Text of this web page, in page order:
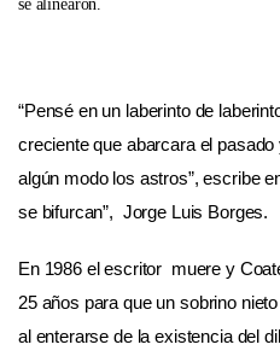
se alinearon.
“Pensé en un laberinto de
creciente que abarcara el
algún modo los astros”, escribe
se bifurcan”, Jorge Luis Borges.
En 1986 el escritor muere y
25 años para que un sobrino
al enterarse de la existencia del